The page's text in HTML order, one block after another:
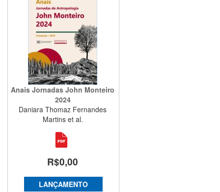
Anais Jornadas John Monteiro
2024
Daniara Thomaz Fernandes
Martins et al.
R$0,00
LANÇAMENTO